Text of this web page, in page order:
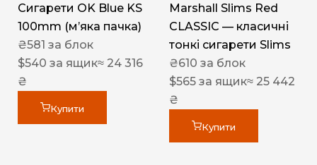
Сигарети OK Blue KS
100mm (м’яка пачка)
₴581 за блок
$540 за ящик≈ 24 316
₴
Купити
Marshall Slims Red
CLASSIC — класичні
тонкі сигарети Slims
₴610 за блок
$565 за ящик≈ 25 442
₴
Купити